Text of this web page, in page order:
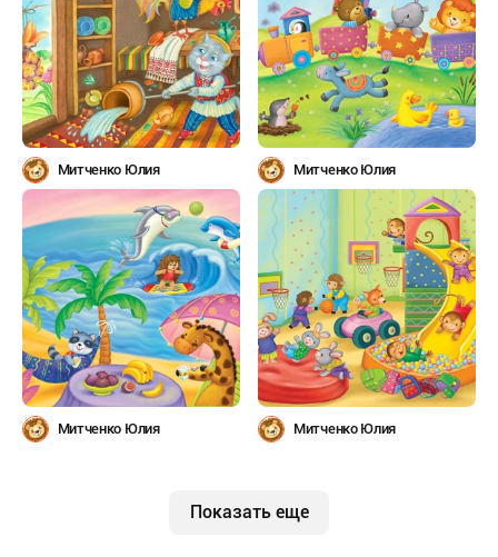
Митченко Юлия Митченко Юлия
Митченко Юлия Митченко Юлия
Показать еще